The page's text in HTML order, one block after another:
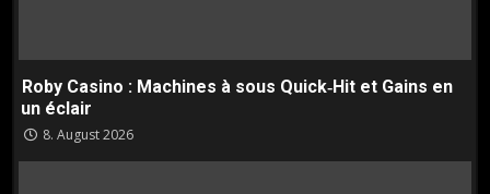
Roby Casino : Machines à sous Quick‑Hit et Gains en
un éclair
8. August 2026